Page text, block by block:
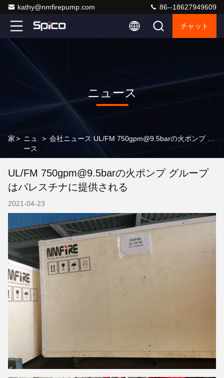
kathy@nmfirepump.com 86--18627949609
チャット
ニュース
家> ニュ
ース
>
UL/FM 750gpm@9.5barの火ポンプ グループ
はパレスチナに提供される
2021-04-23